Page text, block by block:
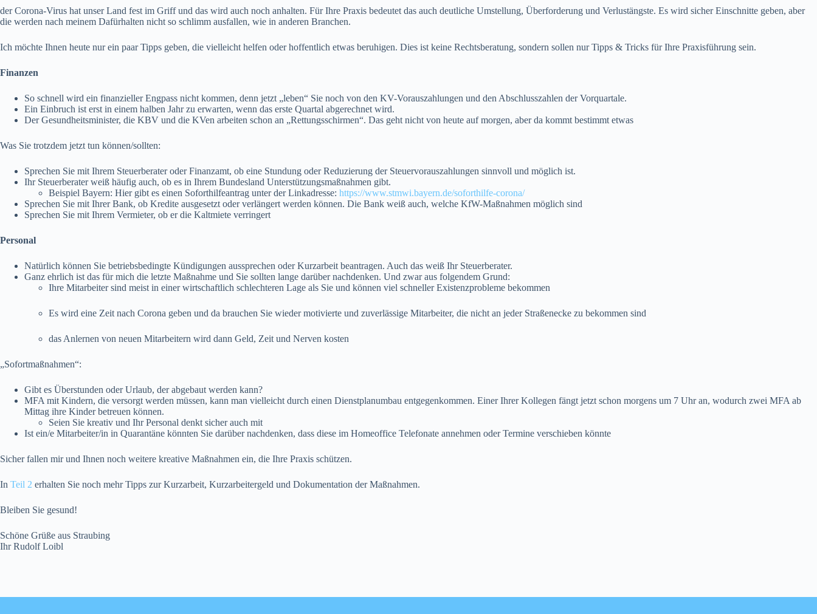
der Corona-Virus hat unser Land fest im Griff und das wird auch noch anhalten. Für Ihre Praxis bedeutet das auch deutliche Umstellung, Überforderung und Verlustängste. Es wird sicher Einschnitte geben, aber
die werden nach meinem Dafürhalten nicht so schlimm ausfallen, wie in anderen Branchen.
Ich möchte Ihnen heute nur ein paar Tipps geben, die vielleicht helfen oder hoffentlich etwas beruhigen. Dies ist keine Rechtsberatung, sondern sollen nur Tipps & Tricks für Ihre Praxisführung sein.
Finanzen
So schnell wird ein finanzieller Engpass nicht kommen, denn jetzt „leben“ Sie noch von den KV-Vorauszahlungen und den Abschlusszahlen der Vorquartale.
Ein Einbruch ist erst in einem halben Jahr zu erwarten, wenn das erste Quartal abgerechnet wird.
Der Gesundheitsminister, die KBV und die KVen arbeiten schon an „Rettungsschirmen“. Das geht nicht von heute auf morgen, aber da kommt bestimmt etwas
Was Sie trotzdem jetzt tun können/sollten:
Sprechen Sie mit Ihrem Steuerberater oder Finanzamt, ob eine Stundung oder Reduzierung der Steuervorauszahlungen sinnvoll und möglich ist.
Ihr Steuerberater weiß häufig auch, ob es in Ihrem Bundesland Unterstützungsmaßnahmen gibt.
Beispiel Bayern: Hier gibt es einen Soforthilfeantrag unter der Linkadresse: https://www.stmwi.bayern.de/soforthilfe-corona/
Sprechen Sie mit Ihrer Bank, ob Kredite ausgesetzt oder verlängert werden können. Die Bank weiß auch, welche KfW-Maßnahmen möglich sind
Sprechen Sie mit Ihrem Vermieter, ob er die Kaltmiete verringert
Personal
Natürlich können Sie betriebsbedingte Kündigungen aussprechen oder Kurzarbeit beantragen. Auch das weiß Ihr Steuerberater.
Ganz ehrlich ist das für mich die letzte Maßnahme und Sie sollten lange darüber nachdenken. Und zwar aus folgendem Grund:
Ihre Mitarbeiter sind meist in einer wirtschaftlich schlechteren Lage als Sie und können viel schneller Existenzprobleme bekommen
Es wird eine Zeit nach Corona geben und da brauchen Sie wieder motivierte und zuverlässige Mitarbeiter, die nicht an jeder Straßenecke zu bekommen sind
das Anlernen von neuen Mitarbeitern wird dann Geld, Zeit und Nerven kosten
„Sofortmaßnahmen“:
Gibt es Überstunden oder Urlaub, der abgebaut werden kann?
MFA mit Kindern, die versorgt werden müssen, kann man vielleicht durch einen Dienstplanumbau entgegenkommen. Einer Ihrer Kollegen fängt jetzt schon morgens um 7 Uhr an, wodurch zwei MFA ab
Mittag ihre Kinder betreuen können.
Seien Sie kreativ und Ihr Personal denkt sicher auch mit
Ist ein/e Mitarbeiter/in in Quarantäne könnten Sie darüber nachdenken, dass diese im Homeoffice Telefonate annehmen oder Termine verschieben könnte
Sicher fallen mir und Ihnen noch weitere kreative Maßnahmen ein, die Ihre Praxis schützen.
In Teil 2 erhalten Sie noch mehr Tipps zur Kurzarbeit, Kurzarbeitergeld und Dokumentation der Maßnahmen.
Bleiben Sie gesund!
Schöne Grüße aus Straubing
Ihr Rudolf Loibl